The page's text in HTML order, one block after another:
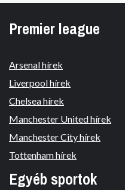
Premier league
Arsenal hírek
Liverpool hírek
Chelsea hírek
Manchester United hírek
Manchester City hírek
Tottenham hírek
Egyéb sportok